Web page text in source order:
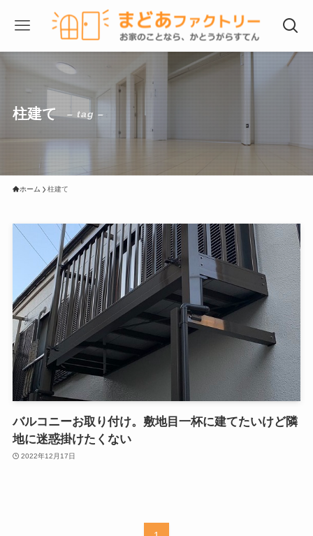
柱建て – tag –
ホーム 柱建て
バルコニーお取り付け。敷地目一杯に建てたいけど隣
地に迷惑掛けたくない
2022年12月17日